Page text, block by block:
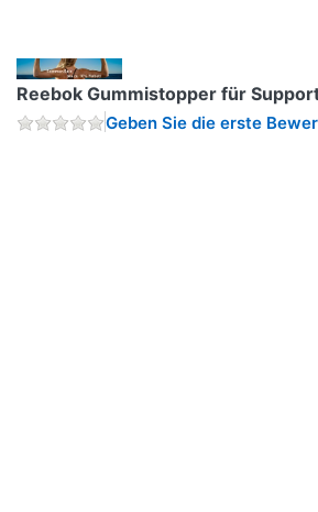
Reebok Gummistopper für
Geben Sie die erste